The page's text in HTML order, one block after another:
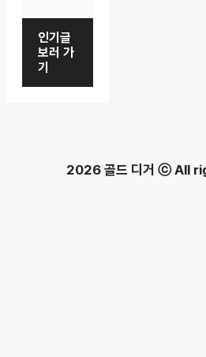
인기글
보러 가
기
2026 골드 디거 ⓒ All